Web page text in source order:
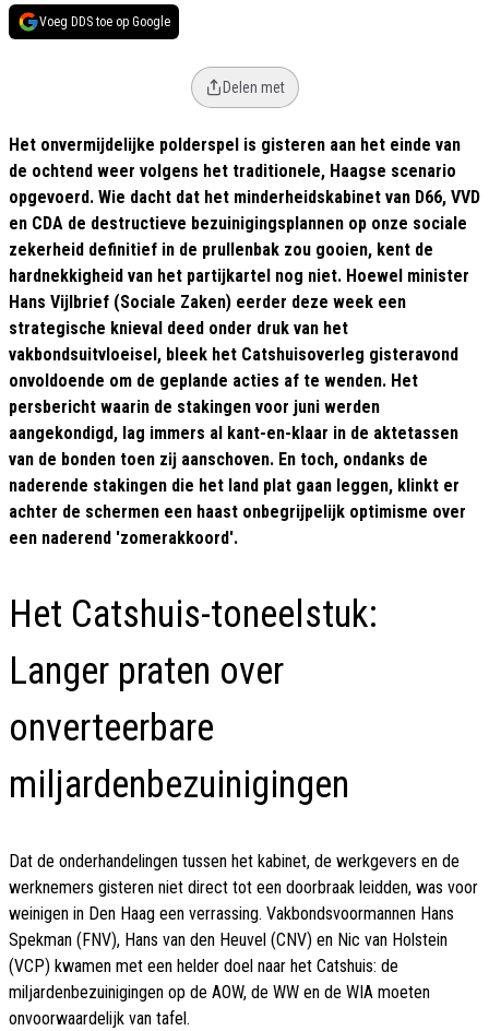
Voeg DDS toe op Google
Delen met
Het onvermijdelijke polderspel is gisteren aan het einde van
de ochtend weer volgens het traditionele, Haagse scenario
opgevoerd. Wie dacht dat het minderheidskabinet van D66, VVD
en CDA de destructieve bezuinigingsplannen op onze sociale
zekerheid definitief in de prullenbak zou gooien, kent de
hardnekkigheid van het partijkartel nog niet. Hoewel minister
Hans Vijlbrief (Sociale Zaken) eerder deze week een
strategische knieval deed onder druk van het
vakbondsuitvloeisel, bleek het Catshuisoverleg gisteravond
onvoldoende om de geplande acties af te wenden. Het
persbericht waarin de stakingen voor juni werden
aangekondigd, lag immers al kant-en-klaar in de aktetassen
van de bonden toen zĳ aanschoven. En toch, ondanks de
naderende stakingen die het land plat gaan leggen, klinkt er
achter de schermen een haast onbegrijpelijk optimisme over
een naderend 'zomerakkoord'.
Het Catshuis-toneelstuk:
Langer praten over
onverteerbare
miljardenbezuinigingen
Dat de onderhandelingen tussen het kabinet, de werkgevers en de
werknemers gisteren niet direct tot een doorbraak leidden, was voor
weinigen in Den Haag een verrassing. Vakbondsvoormannen Hans
Spekman (FNV), Hans van den Heuvel (CNV) en Nic van Holstein
(VCP) kwamen met een helder doel naar het Catshuis: de
miljardenbezuinigingen op de AOW, de WW en de WIA moeten
onvoorwaardelijk van tafel.